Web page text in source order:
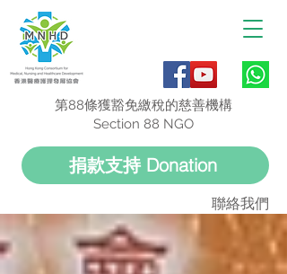
聯絡我們
捐款支持 Donation
第88條獲豁免繳稅的慈善機構
Section 88 NGO